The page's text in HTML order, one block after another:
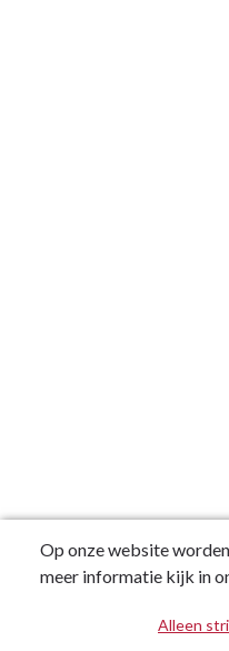
Op onze website
meer informatie kijk in
Alleen